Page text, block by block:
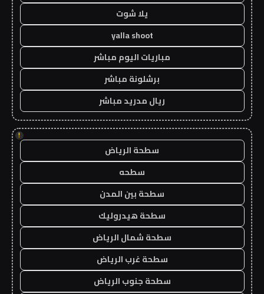
يلا شوت
yalla shoot
مباريات اليوم مباشر
برشلونة مباشر
ريال مدريد مباشر
!
سطحة الرياض
سطحه
سطحة بين المدن
سطحة هيدروليك
سطحة شمال الرياض
سطحة غرب الرياض
سطحة جنوب الرياض